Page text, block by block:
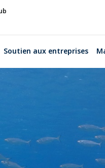
Soutien aux entreprises